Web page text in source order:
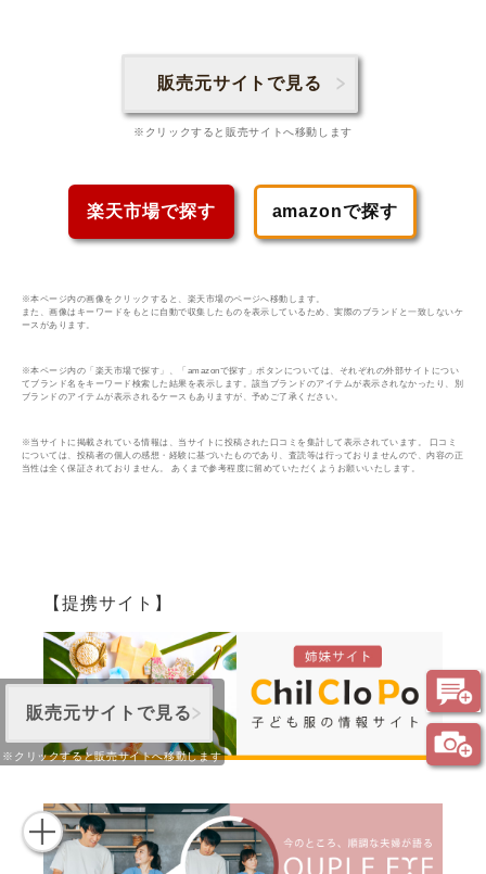
販売元サイトで見る
※クリックすると販売サイトへ移動します
楽天市場で探す amazonで探す
※本ページ内の画像をクリックすると、楽天市場のページへ移動します。
また、画像はキーワードをもとに自動で収集したものを表示しているため、実際のブランドと一致しないケ
ースがあります。
※本ページ内の「楽天市場で探す」、「amazonで探す」ボタンについては、それぞれの外部サイトについ
てブランド名をキーワード検索した結果を表示します。該当ブランドのアイテムが表示されなかったり、別
ブランドのアイテムが表示されるケースもありますが、予めご了承ください。
※当サイトに掲載されている情報は、当サイトに投稿された口コミを集計して表示されています。 口コミ
については、投稿者の個人の感想・経験に基づいたものであり、査読等は行っておりませんので、内容の正
当性は全く保証されておりません。 あくまで参考程度に留めていただくようお願いいたします。
販売元サイトで見る
※クリックすると販売サイトへ移動します
【提携サイト】